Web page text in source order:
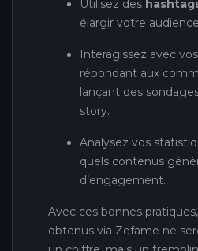
Utilisez des
élargir votre
Interagissez avec
répondant aux
lançant des
story.
Analysez vos
quels contenus
d’engagement.
Avec ces bonnes
obtenus via Zefame ne